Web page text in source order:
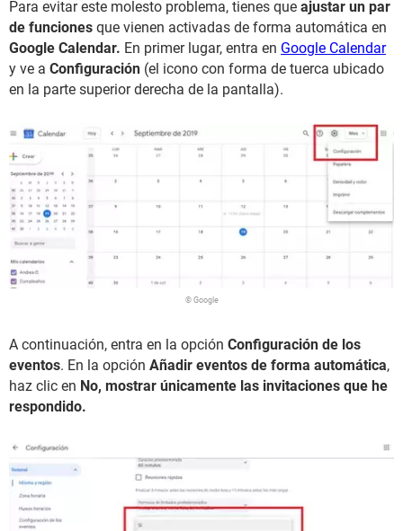
Para evitar este molesto problema, tienes que ajustar un par
de funciones que vienen activadas de forma automática en
Google Calendar. En primer lugar, entra en Google Calendar
y ve a Configuración (el icono con forma de tuerca ubicado
en la parte superior derecha de la pantalla).
© Google
A continuación, entra en la opción Configuración de los
eventos. En la opción Añadir eventos de forma automática,
haz clic en No, mostrar únicamente las invitaciones que he
respondido.